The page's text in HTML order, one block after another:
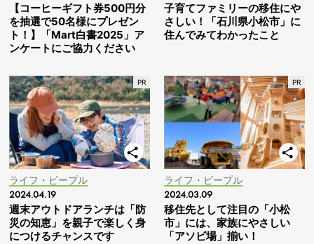
【コーヒーギフト券500円分
を抽選で50名様にプレゼン
ト！】「Mart白書2025」ア
ンケートにご協力ください
子育てファミリーの移住にや
さしい！「石川県小松市」に
住んでみてわかったこと
ライフ・ピープル
2024.04.19
週末アウトドアランチは「防
災の知恵」を親子で楽しく身
につけるチャンスです
ライフ・ピープル
2024.03.09
移住先として注目の「小松
市」には、家族にやさしい
「アソビ場」揃い！